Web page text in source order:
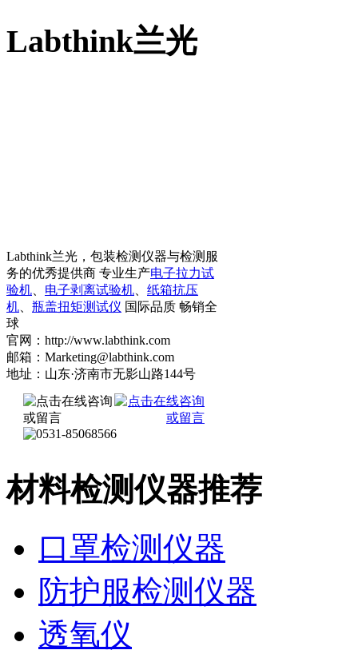
Labthink兰光
Labthink兰光，包装检测仪器与检测服
务的优秀提供商 专业生产电子拉力试
验机
电子剥离试验机
纸箱抗压
机
瓶盖扭矩测试仪 国际品质 畅销全
球
官网：http://www.labthink.com
邮箱：Marketing@labthink.com
地址：山东·济南市无影山路144号
材料检测仪器推荐
口罩检测仪器
防护服检测仪器
透氧仪